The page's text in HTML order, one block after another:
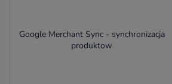
Google Merchant Sync - synchronizacja
produktow